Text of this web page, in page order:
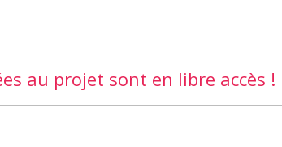
au projet sont en libre accès !